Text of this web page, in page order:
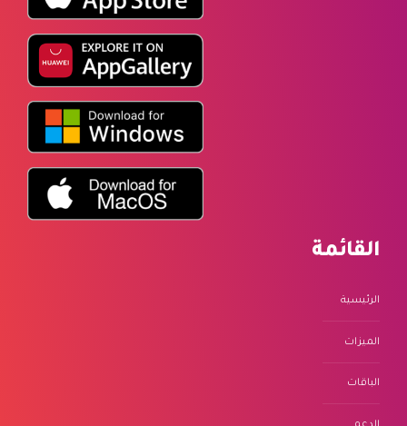
القائمة
الرئيسية
الميزات
الباقات